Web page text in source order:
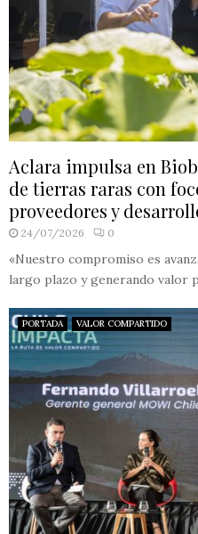
Aclara impulsa en
de tierras raras con
proveedores y
24/07/2026 0
«Nuestro compromiso es
largo plazo y generando valor
PORTADA VALOR COMPARTIDO